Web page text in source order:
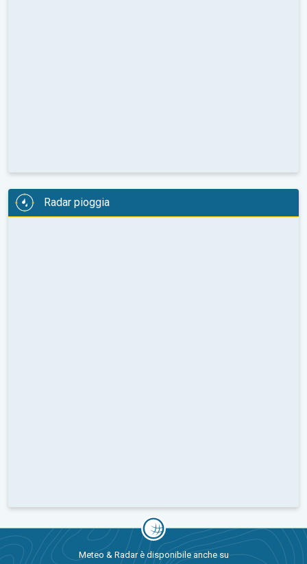
Radar pioggia
Meteo & Radar è disponibile anche su